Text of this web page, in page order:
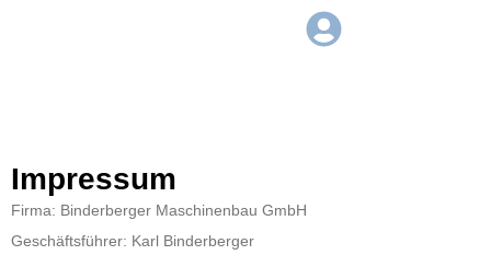
Impressum
Firma: Binderberger Maschinenbau GmbH
Geschäftsführer: Karl Binderberger